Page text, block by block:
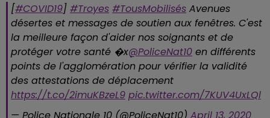
[#COVID19] #Troyes #TousMobilisés Avenues
désertes et messages de soutien aux fenêtres. C'est
la meilleure façon d'aider nos soignants et de
protéger votre santé �xܷ@PoliceNat10 en différents
points de l'agglomération pour vérifier la validité
des attestations de déplacement
https://t.co/2imuKBzeL9 pic.twitter.com/7KUV4UxLQl